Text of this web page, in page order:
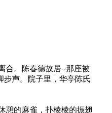
合。陈春德故居--那座被
步声。院子里，华亭陈氏
憩的麻雀，扑棱棱的振翅